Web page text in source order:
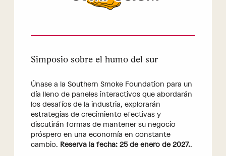
Simposio sobre el humo del sur
Únase a la Southern Smoke Foundation para un
día lleno de paneles interactivos que abordarán
los desafíos de la industria, explorarán
estrategias de crecimiento efectivas y
discutirán formas de mantener su negocio
próspero en una economía en constante
cambio. Reserva la fecha: 25 de enero de 2027..